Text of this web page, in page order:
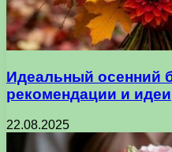
Идеальный осенний
рекомендации и идеи
22.08.2025